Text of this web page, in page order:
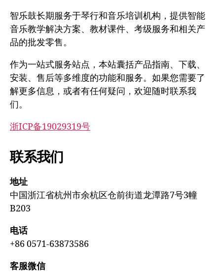
智乐鼓长期服务于琴行和音乐培训机构，提供智能
音乐教学解决方案、教材课件、考级服务和相关产
品的批发零售。
作为一站式服务站点，本站囊括产品指南、下载、
安装、售后等多维度的功能和服务。如果您需要了
解更多信息，或者有任何疑问，欢迎随时联系我
们。
浙ICP备19029319号
联系我们
地址
中国浙江省杭州市余杭区仓前街道龙潭路7号3幢
B203
电话
+86 0571-63873586
客服微信